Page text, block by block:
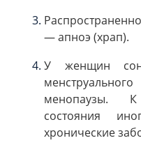
— апноэ (храп).
У женщин
менопаузы.
состояния
хронические